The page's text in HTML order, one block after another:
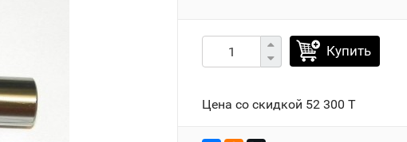
Купить
Цена со скидкой 52 300 T